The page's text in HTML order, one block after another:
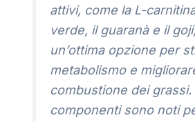
attivi, come la L-
verde, il guaranà e il
un’ottima opzione per
metabolismo e
combustione dei grassi.
componenti sono noti